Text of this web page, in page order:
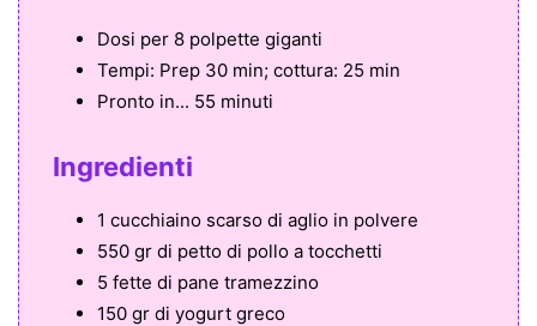
Dosi per 8 polpette giganti
Tempi: Prep 30 min; cottura: 25 min
Pronto in... 55 minuti
Ingredienti
1 cucchiaino scarso di aglio in polvere
550 gr di petto di pollo a tocchetti
5 fette di pane tramezzino
150 gr di yogurt greco